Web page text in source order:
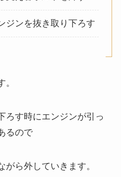
ジンを抜き取り下ろす
ろす時にエンジンが引っ
るので
ら外していきます。